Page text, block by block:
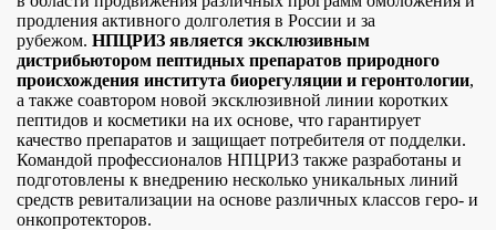
продления активного долголетия в России и за
рубежом. НПЦРИЗ является эксклюзивным
дистрибьютором пептидных препаратов природного
происхождения института биорегуляции и геронтологии,
а также соавтором новой эксклюзивной линии коротких
пептидов и косметики на их основе, что гарантирует
качество препаратов и защищает потребителя от подделки.
Командой профессионалов НПЦРИЗ также разработаны и
подготовлены к внедрению несколько уникальных линий
средств ревитализации на основе различных классов геро- и
онкопротекторов.